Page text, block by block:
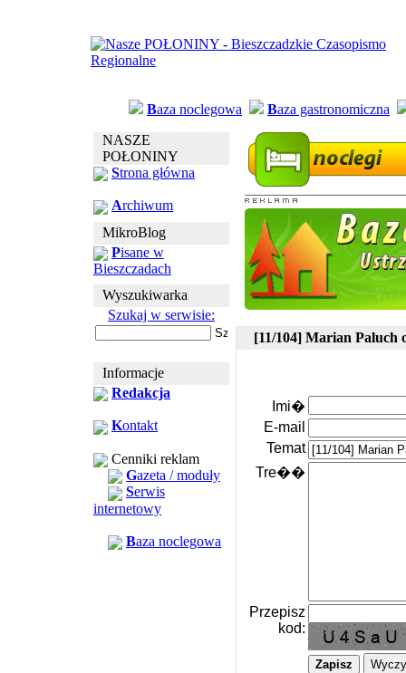
Baza noclegowa Baza gastronomiczna
NASZE
POŁONINY
Strona główna
Archiwum
MikroBlog
Pisane w
Bieszczadach
Wyszukiwarka
Szukaj w serwisie:
Informacje
Redakcja
Kontakt
Cenniki reklam
Gazeta / moduły
Serwis
internetowy
Baza noclegowa
[11/104] Marian Paluch
Imi�
E-mail
Temat
Tre��
Przepisz
kod: